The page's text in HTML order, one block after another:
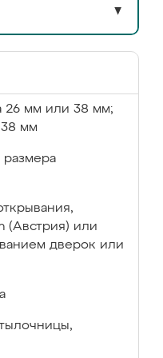
▼
26 мм или 38 мм;
38 мм
размера
(Австрия) или
дверок или